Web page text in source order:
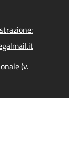
(v.